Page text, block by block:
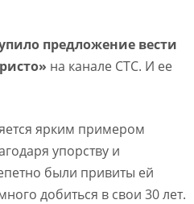
предложение вести
на канале СТС. И ее
ярким примером
упорству и
были привиты ей
добиться в свои 30 лет.